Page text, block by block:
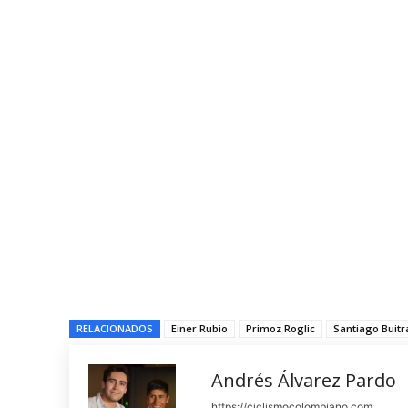
RELACIONADOS Einer Rubio Primoz Roglic Santiago
Andrés Álvarez Pardo